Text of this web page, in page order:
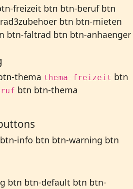
freizeit btn btn-beruf btn
btn btn-mieten
btn-faltrad btn btn-anhaenger
thema thema-freizeit btn
btn btn-thema
info btn btn-warning btn
btn btn-default btn btn-